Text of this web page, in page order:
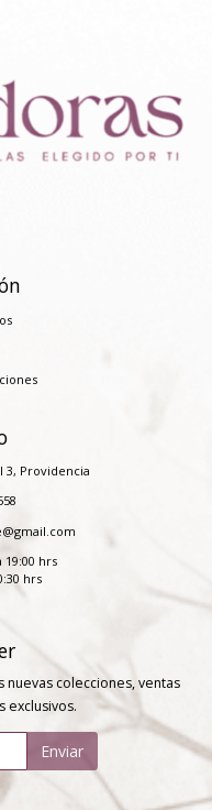
3, Providencia
19:00 hrs
hrs
colecciones, ventas
exclusivos.
Enviar